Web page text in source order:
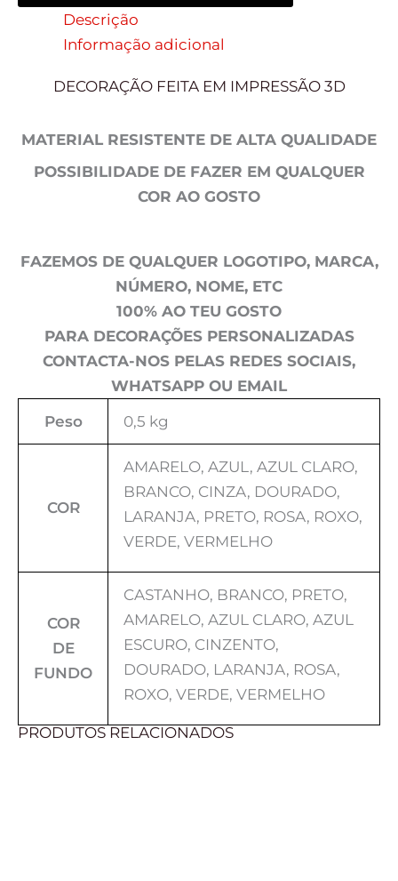
Descrição
Informação adicional
DECORAÇÃO FEITA EM IMPRESSÃO 3D
MATERIAL RESISTENTE DE ALTA QUALIDADE
POSSIBILIDADE DE FAZER EM QUALQUER
COR AO GOSTO
FAZEMOS DE QUALQUER LOGOTIPO, MARCA,
NÚMERO, NOME, ETC
100% AO TEU GOSTO
PARA DECORAÇÕES PERSONALIZADAS
CONTACTA-NOS PELAS REDES SOCIAIS,
WHATSAPP OU EMAIL
Peso
0,5 kg
COR
AMARELO, AZUL, AZUL CLARO,
BRANCO, CINZA, DOURADO,
LARANJA, PRETO, ROSA, ROXO,
VERDE, VERMELHO
COR
DE
FUNDO
CASTANHO, BRANCO, PRETO,
AMARELO, AZUL CLARO, AZUL
ESCURO, CINZENTO,
DOURADO, LARANJA, ROSA,
ROXO, VERDE, VERMELHO
PRODUTOS RELACIONADOS